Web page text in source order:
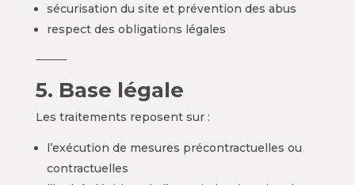
sécurisation du site et prévention des abus
respect des obligations légales
⸻
5. Base légale
Les traitements reposent sur :
l’exécution de mesures précontractuelles ou
contractuelles